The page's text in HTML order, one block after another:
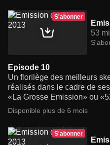
S'abonner
53
Episode 10
Un florilège des meilleurs
réalisés dans le cadre de
«La Grosse Emission» ou
Disponible plus de 6 mois
S'abonner